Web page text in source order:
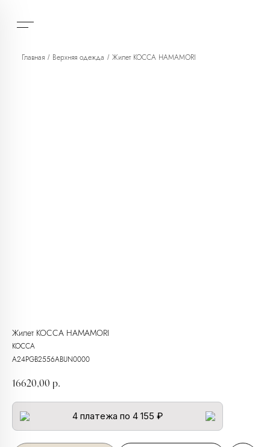
Главная / Верхняя одежда / Жилет KOCCA HAMAMORI
Жилет KOCCA HAMAMORI
KOCCA
A24PGB2556ABUN0000
16620,00 р.
4 платежа по 4 155 ₽